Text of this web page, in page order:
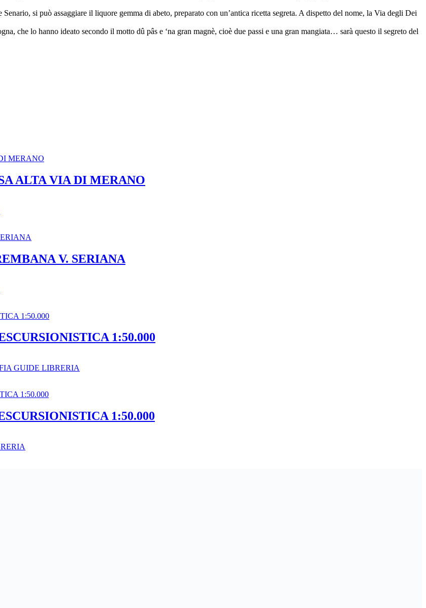
si può assaggiare il liquore gemma di abeto, preparato con un’antica ricetta segreta. A dispetto del nome, la Via degli Dei
che lo hanno ideato secondo il motto dû pâs e ‘na gran magnè, cioè due passi e una gran mangiata… sarà questo il segreto del
ALTA VIA DI MERANO
V. SERIANA
1:50.000
GUIDE LIBRERIA
1:50.000